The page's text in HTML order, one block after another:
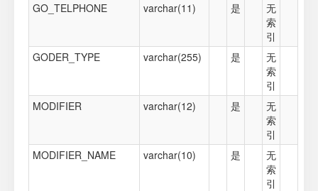
GO_TELPHONE
varchar(11) 是
无
索
引
GODER_TYPE
varchar(255) 是
无
索
引
MODIFIER
varchar(12) 是
无
索
引
MODIFIER_NAME
varchar(10) 是
无
索
引